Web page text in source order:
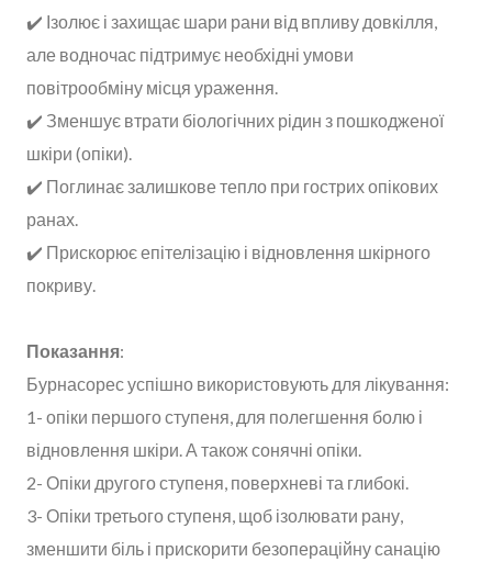
✔️ Ізолює і захищає шари рани від впливу довкілля,
але водночас підтримує необхідні умови
повітрообміну місця ураження.
✔️ Зменшує втрати біологічних рідин з пошкодженої
шкіри (опіки).
✔️ Поглинає залишкове тепло при гострих опікових
ранах.
✔️ Прискорює епітелізацію і відновлення шкірного
покриву.
Показання:
Бурнасорес успішно використовують для лікування:
1- опіки першого ступеня, для полегшення болю і
відновлення шкіри. А також сонячні опіки.
2- Опіки другого ступеня, поверхневі та глибокі.
3- Опіки третього ступеня, щоб ізолювати рану,
зменшити біль і прискорити безопераційну санацію